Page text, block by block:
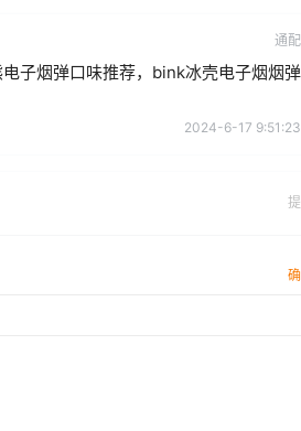
通配
子烟弹口味推荐，bink冰壳电子烟烟弹
2024-6-17 9:51:23